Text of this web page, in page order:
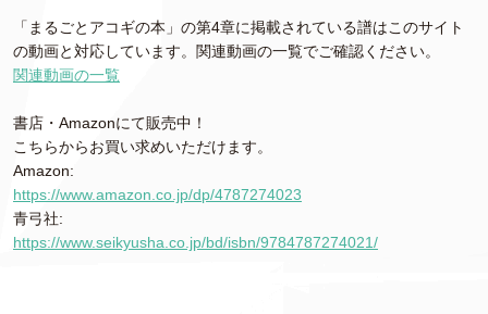
「まるごとアコギの本」の第4章に掲載されている譜はこのサイト
の動画と対応しています。関連動画の一覧でご確認ください。
関連動画の一覧
書店・Amazonにて販売中！
こちらからお買い求めいただけます。
Amazon:
https://www.amazon.co.jp/dp/4787274023
青弓社:
https://www.seikyusha.co.jp/bd/isbn/9784787274021/